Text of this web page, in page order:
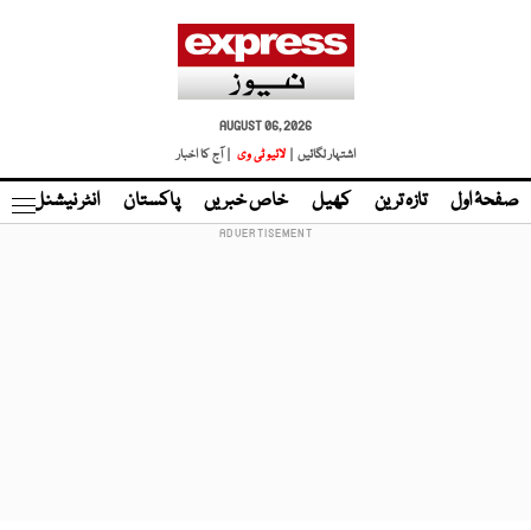
AUGUST 06, 2026
اشتہار لگائیں |
لائیو ٹی وی | آج کا اخبار
صفحۂ اول تازہ ترین کھیل خاص خبریں پاکستان انٹر نیشنل